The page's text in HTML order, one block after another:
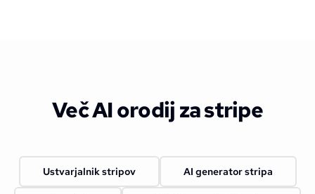
Več AI orodij za stripe
Ustvarjalnik stripov AI generator stripa